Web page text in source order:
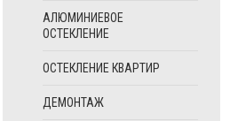
АЛЮМИНИЕВОЕ
ОСТЕКЛЕНИЕ
ОСТЕКЛЕНИЕ КВАРТИР
ДЕМОНТАЖ